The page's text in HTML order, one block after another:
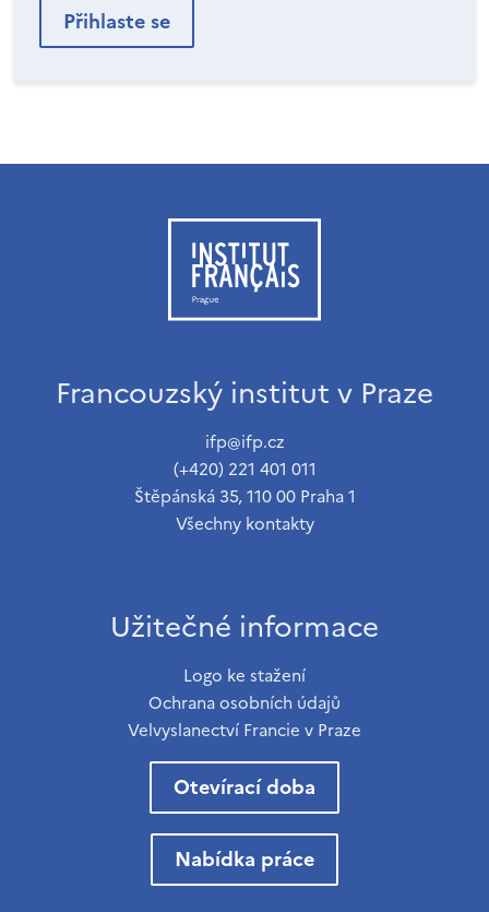
Francouzský institut v Praze
ifp@ifp.cz
(+420) 221 401 011
Štěpánská 35, 110 00 Praha 1
Všechny kontakty
Užitečné informace
Logo ke stažení
Ochrana osobních údajů
Velvyslanectví Francie v Praze
Otevírací doba
Nabídka práce